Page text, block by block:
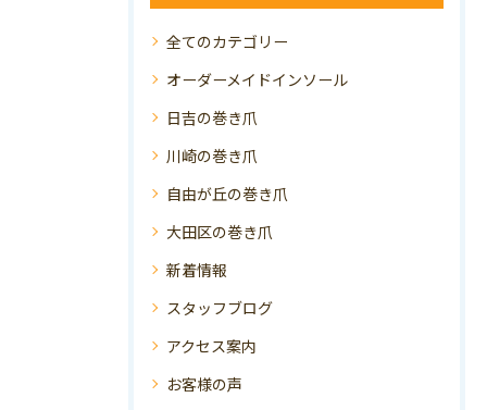
全てのカテゴリー
オーダーメイドインソール
日吉の巻き爪
川崎の巻き爪
自由が丘の巻き爪
大田区の巻き爪
新着情報
スタッフブログ
アクセス案内
お客様の声